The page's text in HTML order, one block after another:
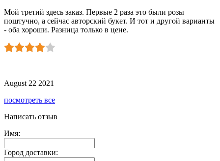
Мой третий здесь заказ. Первые 2 раза это были розы
поштучно, а сейчас авторский букет. И тот и другой варианты
- оба хороши. Разница только в цене.
August 22 2021
посмотреть все
Написать отзыв
Имя:
Город доставки: